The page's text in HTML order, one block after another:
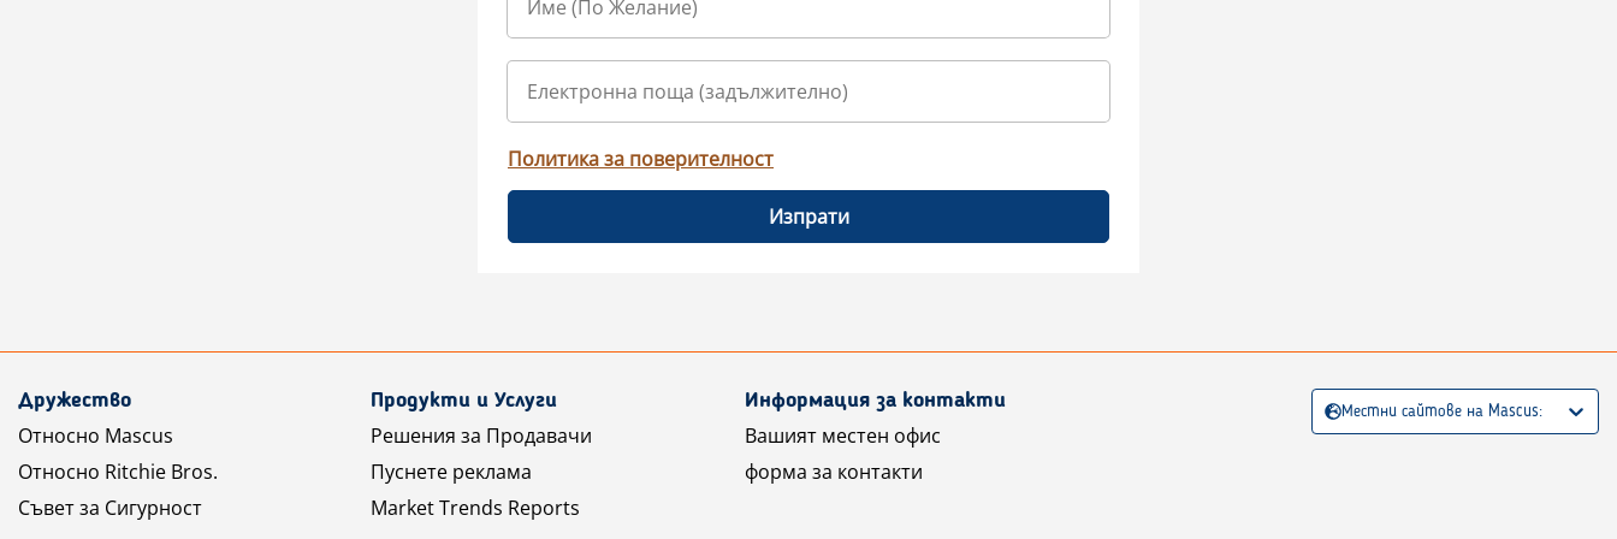
Политика за поверителност
Изпрати
Дружество
Относно Mascus
Относно Ritchie Bros.
Съвет за Сигурност
Продукти и Услуги
Решения за Продавачи
Пуснете реклама
Market Trends Reports
Информация за контакти
Вашият местен офис
форма за контакти
Местни сайтове на Mascus: